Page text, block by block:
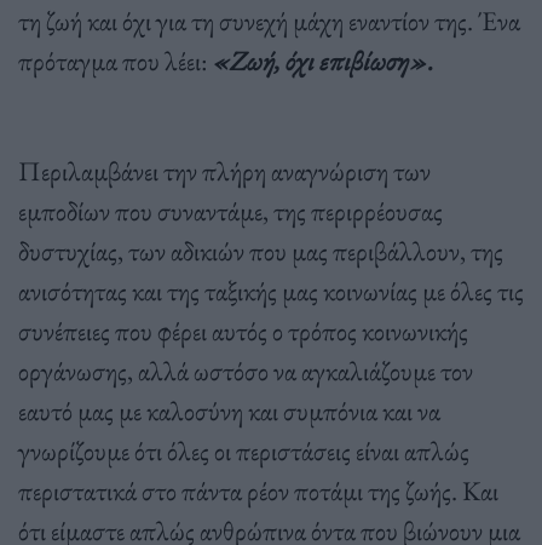
τη ζωή και όχι για τη συνεχή μάχη εναντίον της. Ένα
πρόταγμα που λέει: «Ζωή, όχι επιβίωση».
Περιλαμβάνει την πλήρη αναγνώριση των
εμποδίων που συναντάμε, της περιρρέουσας
δυστυχίας, των αδικιών που μας περιβάλλουν, της
ανισότητας και της ταξικής μας κοινωνίας με όλες τις
συνέπειες που φέρει αυτός ο τρόπος κοινωνικής
οργάνωσης, αλλά ωστόσο να αγκαλιάζουμε τον
εαυτό μας με καλοσύνη και συμπόνια και να
γνωρίζουμε ότι όλες οι περιστάσεις είναι απλώς
περιστατικά στο πάντα ρέον ποτάμι της ζωής. Και
ότι είμαστε απλώς ανθρώπινα όντα που βιώνουν μια